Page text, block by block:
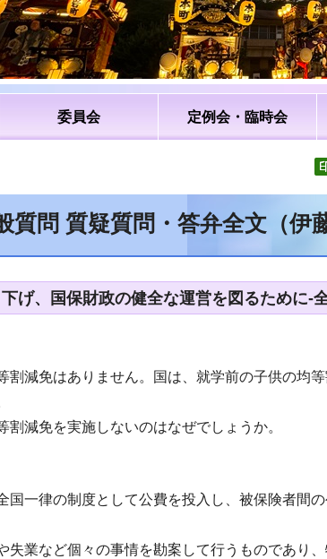
委員会 定例会・臨時会
質問 質疑質問・答弁全文（伊
げ、国保財政の健全な運営を図るために-
割減免はありません。国は、就学前の子供の均
減免を実施しないのはなぜでしょうか。
国一律の制度として公費を投入し、被保険者間
失業など個々の事情を勘案して行うものであり